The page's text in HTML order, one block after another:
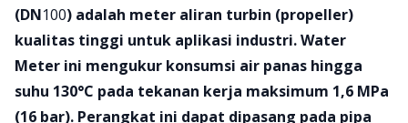
(DN100) adalah meter aliran turbin (propeller)
kualitas tinggi untuk aplikasi industri. Water
Meter ini mengukur konsumsi air panas hingga
suhu 130°C pada tekanan kerja maksimum 1,6 MPa
(16 bar). Perangkat ini dapat dipasang pada pipa